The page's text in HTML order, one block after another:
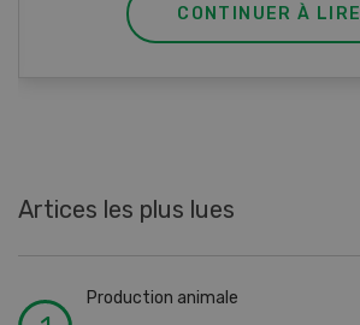
CONTINUER À LIRE
Artices les plus lues
Production animale